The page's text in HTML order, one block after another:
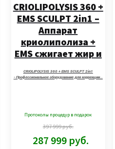
CRIOLIPOLYSIS 360 +
EMS SCULPT 2in1 –
Аппарат
криолиполиза +
EMS сжигает жир и
CRIOLIPOLYSIS 360 + EMS SCULPT 2in1
- Профессиональное оборудование для коррекции…
Протоколы процедур в подарок
397 999руб.
287 999 руб.